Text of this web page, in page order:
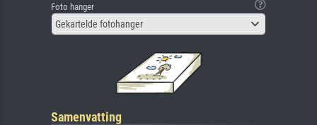
Foto hanger
Gekartelde fotohanger
Samenvatting